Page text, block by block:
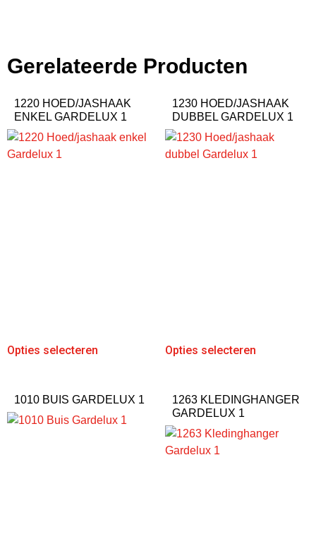
Gerelateerde Producten
1220 HOED/JASHAAK
ENKEL GARDELUX 1
Opties selecteren
1230 HOED/JASHAAK
DUBBEL GARDELUX 1
Opties selecteren
1010 BUIS GARDELUX 1
1263 KLEDINGHANGER
GARDELUX 1